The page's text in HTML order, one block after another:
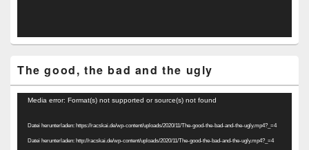
The good, the bad and the ugly
Video-
Media error: Format(s) not supported or source(s) not found
Datei herunterladen: https://racskai.de/wp-content/uploads/2020/11/The-good-the-bad-and-the-ugly.mp4?_=4
Datei herunterladen: http://racskai.de/wp-content/uploads/2020/11/The-good-the-bad-and-the-ugly.mp4?_=4